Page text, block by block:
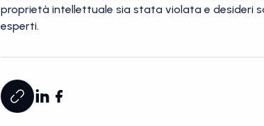
proprietà intellettuale sia stata violata e desideri
esperti.